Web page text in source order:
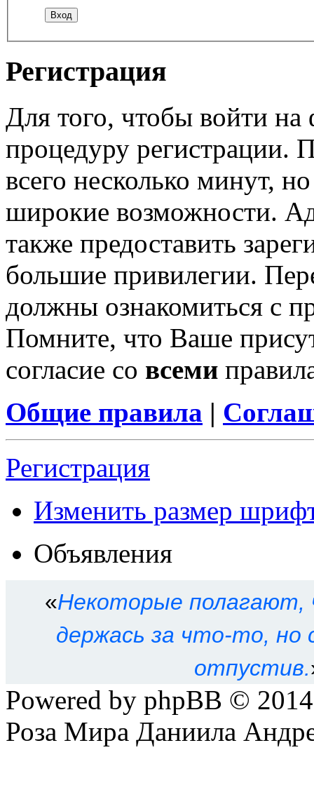
Регистрация
Для того, чтобы войти
процедуру регистрации.
всего несколько минут,
широкие возможности.
также предоставить
большие привилегии.
должны ознакомиться с
Помните, что Ваше
согласие со всеми
Общие правила |
Регистрация
Изменить размер
Объявления
«Некоторые полагают,
держась за что-то, но
отпустив.
Powered by phpBB ©
Роза Мира Даниила